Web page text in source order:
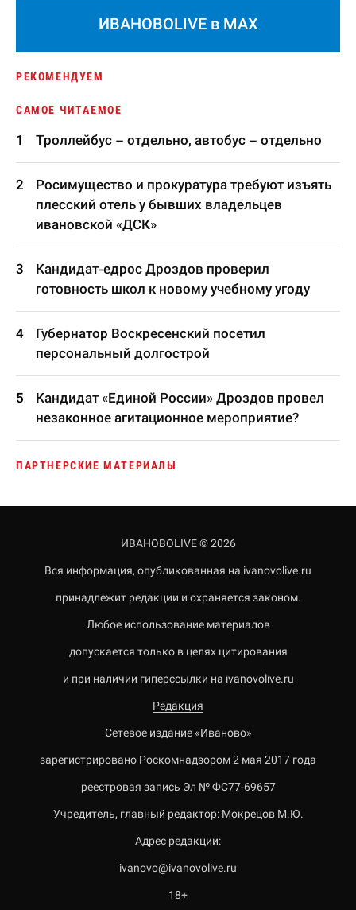
ИВАНОВОLIVE в MAX
РЕКОМЕНДУЕМ
САМОЕ ЧИТАЕМОЕ
Троллейбус – отдельно, автобус – отдельно
Росимущество и прокуратура требуют изъять
плесский отель у бывших владельцев
ивановской «ДСК»
Кандидат-едрос Дроздов проверил
готовность школ к новому учебному угоду
Губернатор Воскресенский посетил
персональный долгострой
Кандидат «Единой России» Дроздов провел
незаконное агитационное мероприятие?
ПАРТНЕРСКИЕ МАТЕРИАЛЫ
ИВАНОВОLIVE © 2026
Вся информация, опубликованная на ivanovolive.ru
принадлежит редакции и охраняется законом.
Любое использование материалов
допускается только в целях цитирования
и при наличии гиперссылки на ivanovolive.ru
Редакция
Сетевое издание «Иваново»
зарегистрировано Роскомнадзором 2 мая 2017 года
реестровая запись Эл № ФС77-69657
Учредитель, главный редактор: Мокрецов М.Ю.
Адрес редакции:
ivanovo@ivanovolive.ru
18+